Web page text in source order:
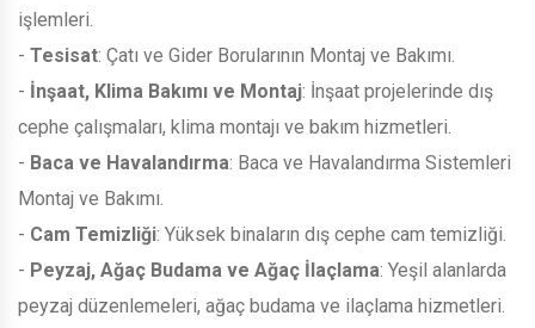
işlemleri.
- Tesisat: Çatı ve Gider Borularının Montaj ve Bakımı.
- İnşaat, Klima Bakımı ve Montaj: İnşaat projelerinde dış
cephe çalışmaları, klima montajı ve bakım hizmetleri.
- Baca ve Havalandırma: Baca ve Havalandırma Sistemleri
Montaj ve Bakımı.
- Cam Temizliği: Yüksek binaların dış cephe cam temizliği.
- Peyzaj, Ağaç Budama ve Ağaç İlaçlama: Yeşil alanlarda
peyzaj düzenlemeleri, ağaç budama ve ilaçlama hizmetleri.